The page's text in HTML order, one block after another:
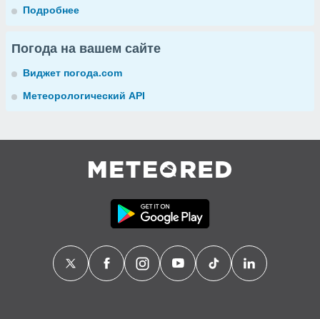
Подробнее
Погода на вашем сайте
Виджет погода.com
Метеорологический API